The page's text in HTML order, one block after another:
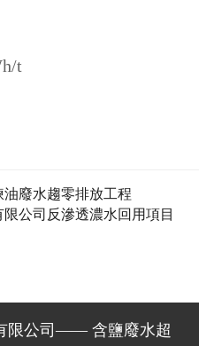
t
廢水趨零排放工程
公司反滲透濃水回用項目
限公司—— 含鹽廢水超